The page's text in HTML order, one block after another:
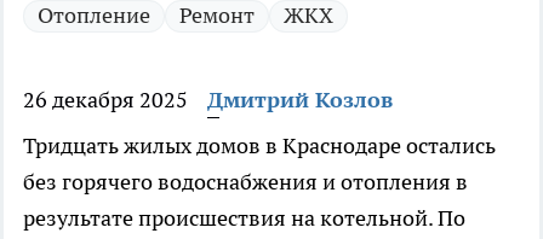
Отопление
Ремонт ЖКХ
26 декабря 2025
Дмитрий Козлов
Тридцать жилых домов в Краснодаре остались
без горячего водоснабжения и отопления в
результате происшествия на котельной. По